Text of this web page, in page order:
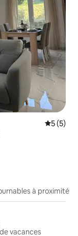
5 (5)
à proximité
vacances